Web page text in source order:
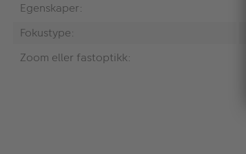
Egenskaper:
Fokustype:
Zoom eller fastoptikk: